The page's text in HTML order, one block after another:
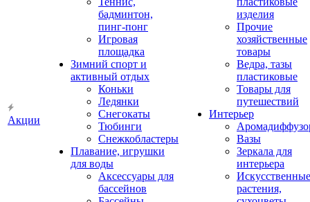
Акции
бадминтон,
пинг-понг
Игровая
площадка
Зимний спорт и
активный отдых
Коньки
Ледянки
Снегокаты
Тюбинги
Снежкобластеры
Плавание, игрушки
для воды
Аксессуары для
бассейнов
изделия
Прочие
хозяйственные
товары
Ведра, тазы
пластиковые
Товары для
путешествий
Интерьер
Вазы
Зеркала для
интерьера
Искусственные
растения,